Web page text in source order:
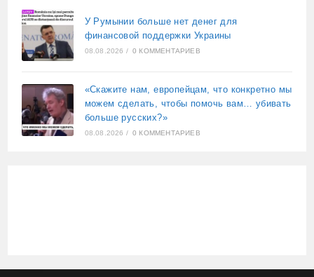
У Румынии больше нет денег для
финансовой поддержки Украины
08.08.2026 / 0 КОММЕНТАРИЕВ
«Скажите нам, европейцам, что конкретно мы
можем сделать, чтобы помочь вам… убивать
больше русских?»
08.08.2026 / 0 КОММЕНТАРИЕВ